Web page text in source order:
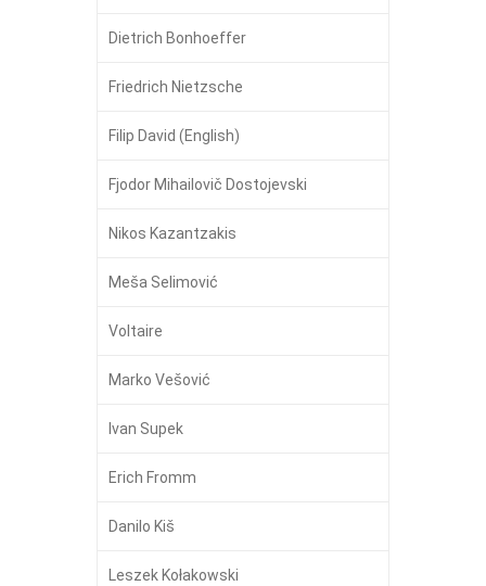
Dietrich Bonhoeffer
Friedrich Nietzsche
Filip David (English)
Fjodor Mihailovič Dostojevski
Nikos Kazantzakis
Meša Selimović
Voltaire
Marko Vešović
Ivan Supek
Erich Fromm
Danilo Kiš
Leszek Kołakowski